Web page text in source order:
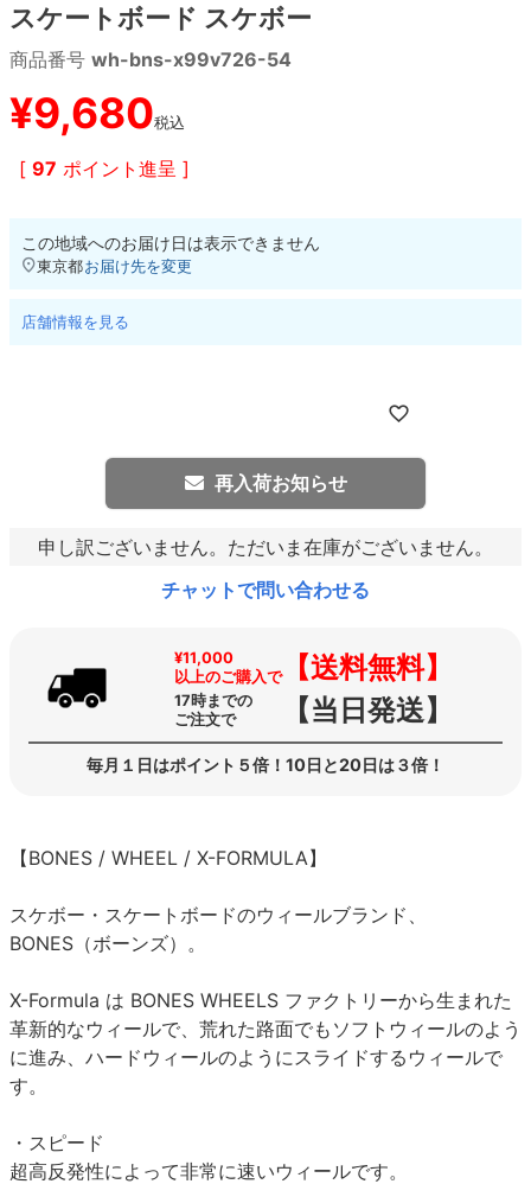
スケートボード スケボー
商品番号 wh-bns-x99v726-54
¥9,680税込
[ 97 ポイント進呈 ]
この地域へのお届け日は表示できません
東京都お届け先を変更
店舗情報を見る
再入荷お知らせ
申し訳ございません。ただいま在庫がございません。
チャットで問い合わせる
¥11,000
以上のご購入で【送料無料】
17時までの
ご注文で
【当日発送】
毎月１日はポイント５倍！10日と20日は３倍！
【BONES / WHEEL / X-FORMULA】
スケボー・スケートボードのウィールブランド、
BONES（ボーンズ）。
X-Formula は BONES WHEELS ファクトリーから生まれた
革新的なウィールで、荒れた路面でもソフトウィールのよう
に進み、ハードウィールのようにスライドするウィールで
す。
・スピード
超高反発性によって非常に速いウィールです。
9.0inch以上
シェイプデッキ
高性能デッキ